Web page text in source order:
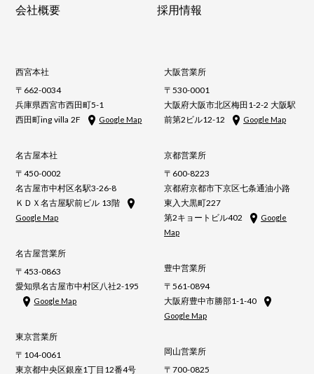
会社概要
採用情報
西宮本社
〒662-0034
兵庫県西宮市西田町5-1
西田町ing villa 2F
Google Map
名古屋本社
〒450-0002
名古屋市中村区名駅3-26-8
ＫＤＸ名古屋駅前ビル 13階
Google Map
名古屋営業所
〒453-0863
愛知県名古屋市中村区八社2-195
Google Map
東京営業所
〒104-0061
東京都中央区銀座1丁目12番4号
大阪営業所
〒530-0001
大阪府大阪市北区梅田1-2-2 大阪駅
前第2ビル12-12
Google Map
京都営業所
〒600-8223
京都府京都市下京区七条通油小路
東入大黒町227
第2キョートビル402
Google
Map
豊中営業所
〒561-0894
大阪府豊中市勝部1-1-40
Google Map
岡山営業所
〒700-0825